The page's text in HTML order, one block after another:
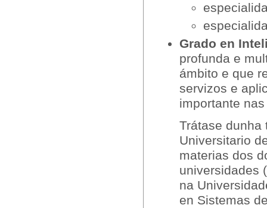
Grado en
profunda e
ámbito e que
servizos e
importante
Trátase dunha
Universitario
materias dos
universidades
na
en Sistemas